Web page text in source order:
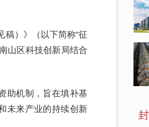
稿）》（以下简称“征
山区科技创新局结合
助机制，旨在填补基
未来产业的持续创新